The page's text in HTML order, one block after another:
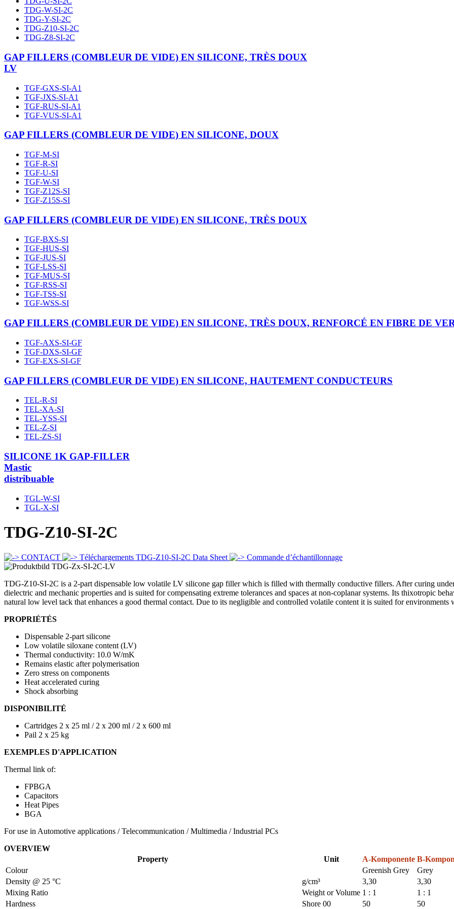
TDG-W-SI-2C
TDG-Y-SI-2C
TDG-Z10-SI-2C
TDG-Z8-SI-2C
GAP FILLERS (COMBLEUR DE VIDE) EN SILICONE, TRÈS DOUX
LV
TGF-GXS-SI-A1
TGF-JXS-SI-A1
TGF-RUS-SI-A1
TGF-VUS-SI-A1
GAP FILLERS (COMBLEUR DE VIDE) EN SILICONE, DOUX
TGF-M-SI
TGF-R-SI
TGF-U-SI
TGF-W-SI
TGF-Z12S-SI
TGF-Z15S-SI
GAP FILLERS (COMBLEUR DE VIDE) EN SILICONE, TRÈS DOUX
TGF-BXS-SI
TGF-HUS-SI
TGF-JUS-SI
TGF-LSS-SI
TGF-MUS-SI
TGF-RSS-SI
TGF-TSS-SI
TGF-WSS-SI
GAP FILLERS (COMBLEUR DE VIDE) EN SILICONE, TRÈS DOUX, RENFORCÉ EN FIBRE DE
TGF-AXS-SI-GF
TGF-DXS-SI-GF
TGF-EXS-SI-GF
GAP FILLERS (COMBLEUR DE VIDE) EN SILICONE, HAUTEMENT CONDUCTEURS
TEL-R-SI
TEL-XA-SI
TEL-YSS-SI
TEL-Z-SI
TEL-ZS-SI
SILICONE 1K GAP-FILLER
Mastic
distribuable
TGL-W-SI
TGL-X-SI
TDG-Z10-SI-2C
CONTACT Téléchargements TDG-Z10-SI-2C Data Sheet Commande d’échantillonnage
TDG-Z10-SI-2C is a 2-part dispensable low volatile LV silicone gap filler which is filled with thermally conductive fillers. After curing
dielectric and mechanic properties and is suited for compensating extreme tolerances and spaces at non-coplanar systems. Its thixotropic
natural low level tack that enhances a good thermal contact. Due to its negligible and controlled volatile content it is suited for environments
PROPRIÉTÉS
Dispensable 2-part silicone
Low volatile siloxane content (LV)
Thermal conductivity: 10.0 W/mK
Remains elastic after polymerisation
Zero stress on components
Heat accelerated curing
Shock absorbing
DISPONIBILITÉ
Cartridges 2 x 25 ml / 2 x 200 ml / 2 x 600 ml
Pail 2 x 25 kg
EXEMPLES D'APPLICATION
Thermal link of:
FPBGA
Capacitors
Heat Pipes
BGA
For use in Automotive applications / Telecommunication / Multimedia / Industrial PCs
OVERVIEW
Property
Unit A-Komponente B-
Colour
Greenish Grey
Grey
Density @ 25 °C
g/cm³ 3,30
3,30
Mixing Ratio
Weight or Volume 1 : 1
1 : 1
Hardness
Shore 00 50 50